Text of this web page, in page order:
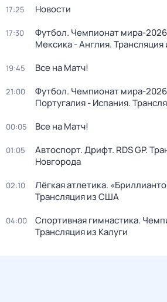
17:25 Новости
17:30
Футбол. Чемпионат мира-
Мексика - Англия. Трансляция
19:45 Все на Матч!
21:00
Футбол. Чемпионат мира-
Португалия - Испания.
00:05 Все на Матч!
01:05
Автоспорт. Дрифт. RDS GP.
Новгорода
02:10
Лёгкая атлетика.
Трансляция из США
04:00
Спортивная гимнастика.
Трансляция из Калуги